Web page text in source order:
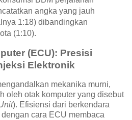
angka yang jauh
1:18) dibandingkan
(1:10).
(ECU): Presisi
Elektronik
mekanika murni,
oleh otak komputer yang disebut
). Efisiensi dari berkendara
cara ECU membaca